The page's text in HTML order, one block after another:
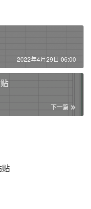
2022年4月29日 06:00
下一篇
贴